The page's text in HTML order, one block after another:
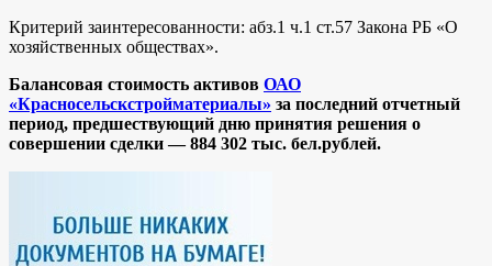
Критерий заинтересованности: абз.1 ч.1 ст.57 Закона РБ «О
хозяйственных обществах».
Балансовая стоимость активов ОАО
«Красносельскстройматериалы» за последний отчетный
период, предшествующий дню принятия решения о
совершении сделки — 884 302 тыс. бел.рублей.